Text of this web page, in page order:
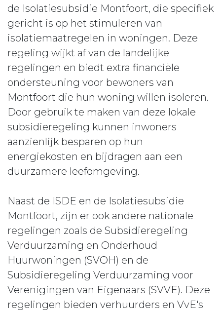
de Isolatiesubsidie Montfoort, die specifiek
gericht is op het stimuleren van
isolatiemaatregelen in woningen. Deze
regeling wijkt af van de landelijke
regelingen en biedt extra financiële
ondersteuning voor bewoners van
Montfoort die hun woning willen isoleren.
Door gebruik te maken van deze lokale
subsidieregeling kunnen inwoners
aanzienlijk besparen op hun
energiekosten en bijdragen aan een
duurzamere leefomgeving.
Naast de ISDE en de Isolatiesubsidie
Montfoort, zijn er ook andere nationale
regelingen zoals de Subsidieregeling
Verduurzaming en Onderhoud
Huurwoningen (SVOH) en de
Subsidieregeling Verduurzaming voor
Verenigingen van Eigenaars (SVVE). Deze
regelingen bieden verhuurders en VvE's